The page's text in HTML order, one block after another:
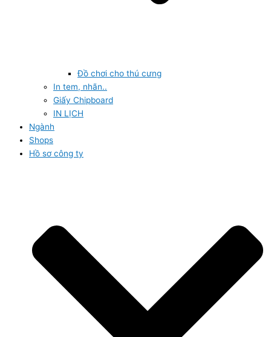
Đồ chơi cho thú cưng
In tem, nhãn..
Giấy Chipboard
IN LỊCH
Ngành
Shops
Hồ sơ công ty